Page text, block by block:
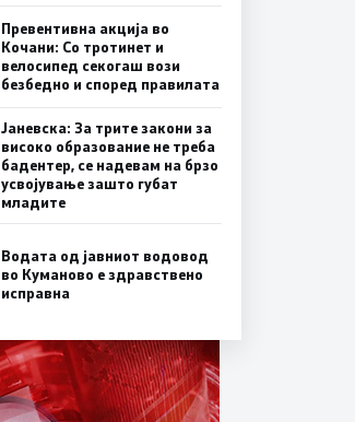
Превентивна акција во
Кочани: Со тротинет и
велосипед секогаш вози
безбедно и според правилата
Јаневска: За трите закони за
високо образование не треба
бадентер, се надевам на брзо
усвојување зашто губат
младите
Водата од јавниот водовод
во Куманово е здравствено
исправна